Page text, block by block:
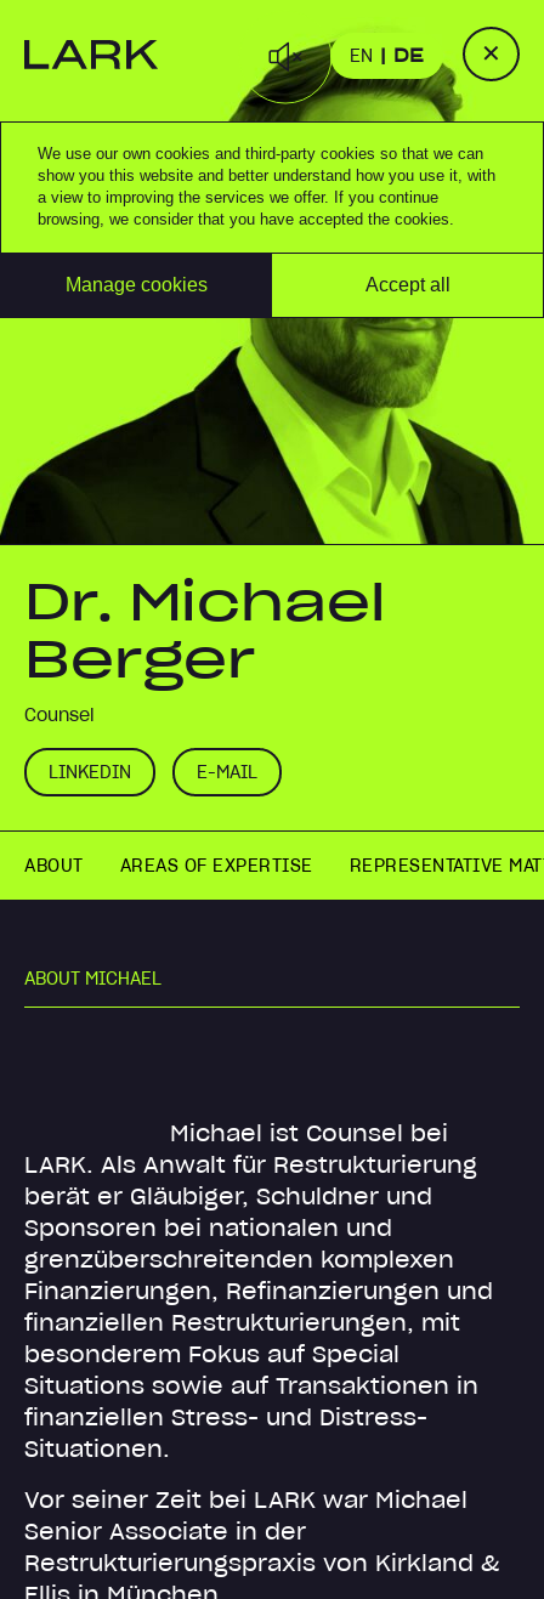
✕
EN DE
Dr. Michael
Berger
Counsel
LINKEDIN E-MAIL
ABOUT AREAS OF EXPERTISE REPRESENTATIVE
ABOUT MICHAEL
Michael ist Counsel bei
LARK. Als Anwalt für Restrukturierung
berät er Gläubiger, Schuldner und
Sponsoren bei nationalen und
grenzüberschreitenden komplexen
Finanzierungen, Refinanzierungen und
finanziellen Restrukturierungen, mit
besonderem Fokus auf Special
Situations sowie auf Transaktionen in
finanziellen Stress- und Distress-
Situationen.
Vor seiner Zeit bei LARK war Michael
Senior Associate in der
Restrukturierungspraxis von Kirkland &
We use our own cookies and third-party cookies so that we can
show you this website and better understand how you use it, with
a view to improving the services we offer. If you continue
browsing, we consider that you have accepted the cookies.
Manage cookies Accept all